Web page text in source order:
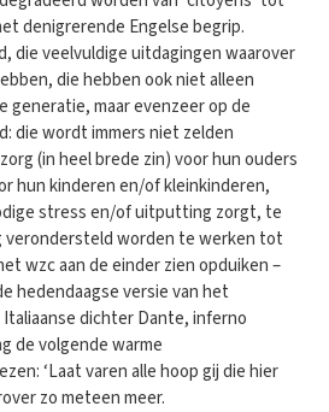
denigrerende Engelse begrip.
die veelvuldige uitdagingen waarover
die hebben ook niet alleen
generatie, maar evenzeer op de
die wordt immers niet zelden
(in heel brede zin) voor hun ouders
hun kinderen en/of kleinkinderen,
stress en/of uitputting zorgt, te
verondersteld worden te werken tot
wzc aan de einder zien opduiken –
hedendaagse versie van het
dichter Dante, inferno
de volgende warme
‘Laat varen alle hoop gij die hier
zo meteen meer.